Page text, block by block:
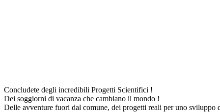
Concludete degli incredibili Progetti Scientifici !
Dei soggiorni di vacanza che cambiano il mondo !
Delle avventure fuori dal comune, dei progetti reali per uno sviluppo